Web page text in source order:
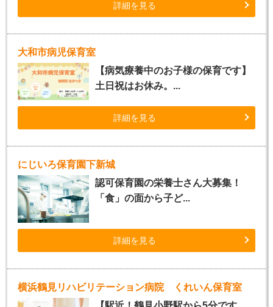
詳細を見る
大和市病児保育室
【病気療養中のお子様の保育です】
土日祝はお休み。...
詳細を見る
にじいろ保育園下新城
認可保育園の栄養士さん大募集！
「食」の面から子ど...
詳細を見る
横浜鶴見リハビリテーション病院 くれいん保育室